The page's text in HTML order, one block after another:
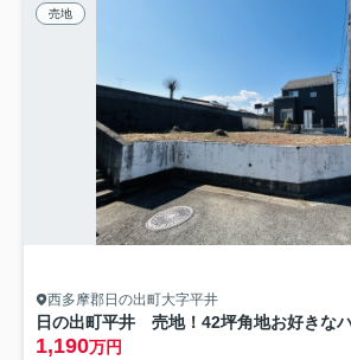
売地
西多摩郡日の出町大字平井
1,190万円